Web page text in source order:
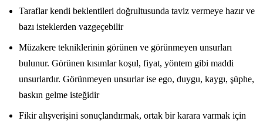
Taraflar kendi beklentileri doğrultusunda taviz vermeye hazır ve
bazı isteklerden vazgeçebilir
Müzakere tekniklerinin görünen ve görünmeyen unsurları
bulunur. Görünen kısımlar koşul, fiyat, yöntem gibi maddi
unsurlardır. Görünmeyen unsurlar ise ego, duygu, kaygı, şüphe,
baskın gelme isteğidir
Fikir alışverişini sonuçlandırmak, ortak bir karara varmak için